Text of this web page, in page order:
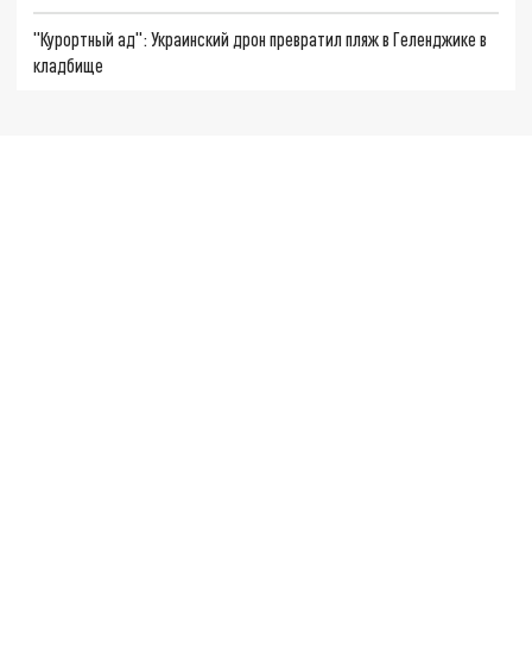
"Курортный ад": Украинский дрон превратил пляж в Геленджике в
кладбище